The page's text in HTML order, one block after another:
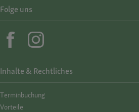
Inhalte & Rechtliches
Termin­buchung
Vorteile
Folge uns